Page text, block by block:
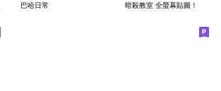
巴哈日常 暗殺教室 全螢幕貼圖！